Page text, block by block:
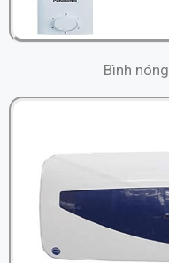
Bình